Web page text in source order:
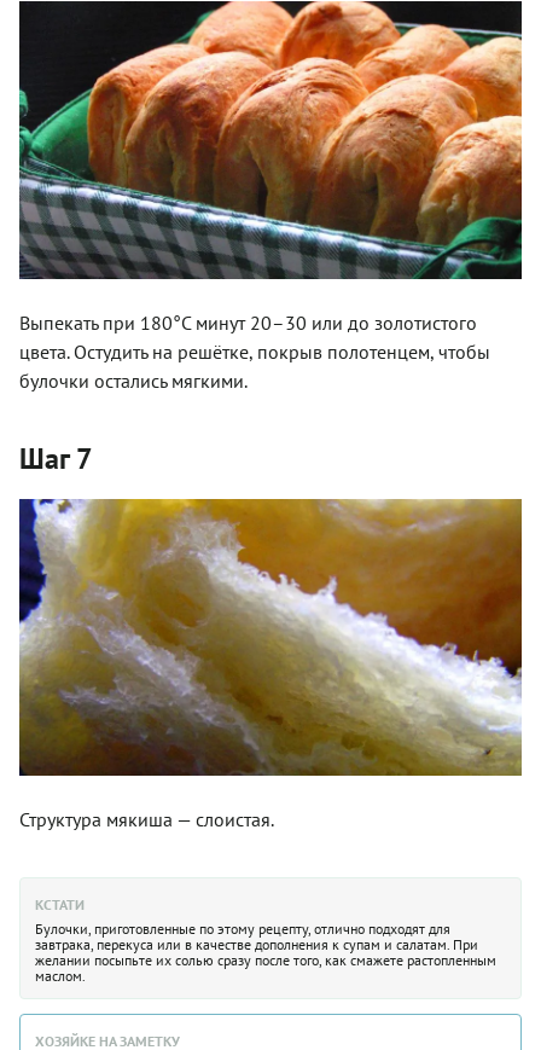
Выпекать при 180°C минут 20–30 или до золотистого
цвета. Остудить на решётке, покрыв полотенцем, чтобы
булочки остались мягкими.
Шаг 7
Структура мякиша — слоистая.
КСТАТИ
Булочки, приготовленные по этому рецепту, отлично подходят для
завтрака, перекуса или в качестве дополнения к супам и салатам. При
желании посыпьте их солью сразу после того, как смажете растопленным
маслом.
ХОЗЯЙКЕ НА ЗАМЕТКУ